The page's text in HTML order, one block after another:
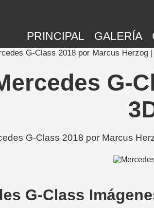
PRINCIPAL GALERÍA
G-Class 2018 por Marcus Herzog |
G-
G-Class 2018 por Marcus
G-Class